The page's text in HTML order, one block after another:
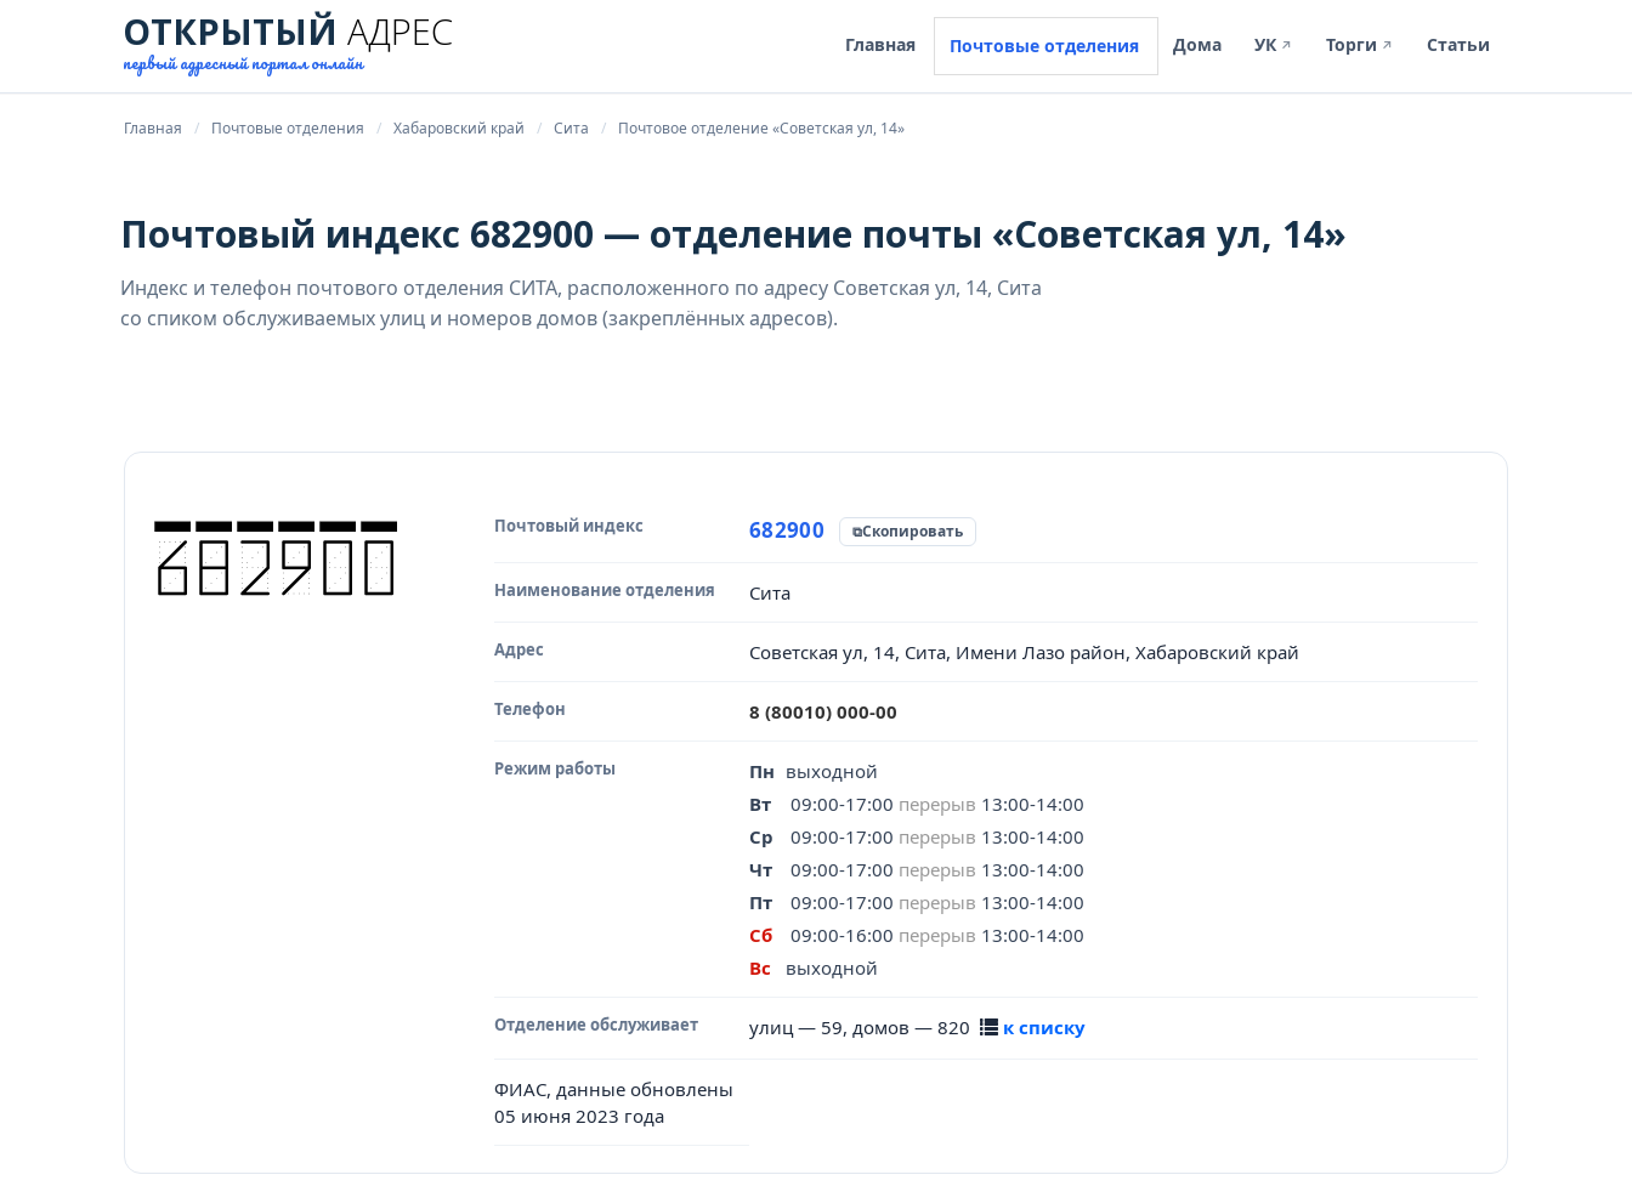
ОТКРЫТЫЙ АДРЕС
первый адресный портал онлайн
Главная Почтовые отделения Дома УК ↗ Торги ↗ Статьи
Главная Почтовые отделения Хабаровский край Сита Почтовое отделение «Советская ул, 14»
Почтовый индекс 682900 — отделение почты «Советская ул, 14»
Индекс и телефон почтового отделения СИТА, расположенного по адресу Советская ул, 14, Сита
со спиком обслуживаемых улиц и номеров домов (закреплённых адресов).
Почтовый индекс 682900 Скопировать
Наименование отделения Сита
Адрес Советская ул, 14, Сита, Имени Лазо район, Хабаровский край
Телефон 8 (80010) 000-00
Режим работы Пн выходной
Вт
09:00-17:00 перерыв 13:00-14:00
Ср
09:00-17:00 перерыв 13:00-14:00
Чт
09:00-17:00 перерыв 13:00-14:00
Пт
09:00-17:00 перерыв 13:00-14:00
Сб
09:00-16:00 перерыв 13:00-14:00
Вс
выходной
Отделение обслуживает улиц — 59, домов — 820 к списку
Источник данных
ФИАС, данные обновлены
05 июня 2023 года